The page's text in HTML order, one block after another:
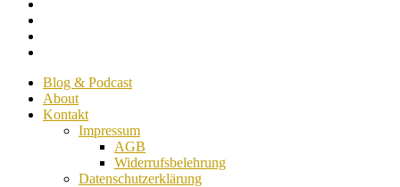
erreichen
Close
Primary
Menu
Blog & Podcast
About
Kontakt
Impressum
AGB
Widerrufsbelehrung
Datenschutzerklärung